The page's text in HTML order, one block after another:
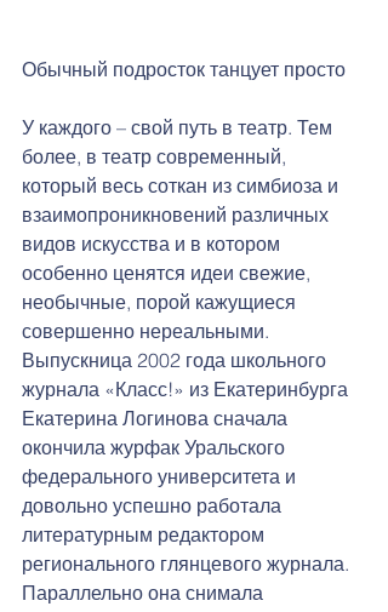
Обычный подросток танцует просто
У каждого – свой путь в театр. Тем
более, в театр современный,
который весь соткан из симбиоза и
взаимопроникновений различных
видов искусства и в котором
особенно ценятся идеи свежие,
необычные, порой кажущиеся
совершенно нереальными.
Выпускница 2002 года школьного
журнала «Класс!» из Екатеринбурга
Екатерина Логинова сначала
окончила журфак Уральского
федерального университета и
довольно успешно работала
литературным редактором
регионального глянцевого журнала.
Параллельно она снимала